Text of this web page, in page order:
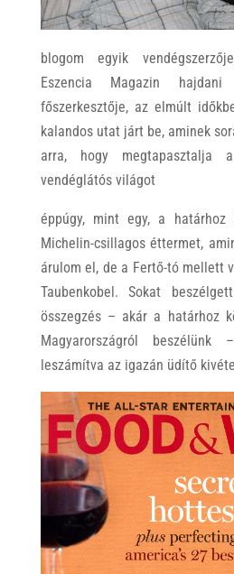
blogom egyik
Eszencia Magazin
főszerkesztője, az elmúlt
kalandos utat járt be, aminek
arra, hogy megtapasztalja
vendéglátós világot
éppúgy, mint egy, a határhoz
Michelin-csillagos éttermet,
árulom el, de a Fertő-tó mellett
Taubenkobel. Sokat
összegzés – akár a határhoz
Magyarországról
leszámítva az igazán üdítő